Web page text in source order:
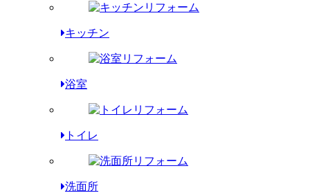
キッチン
浴室
トイレ
洗面所